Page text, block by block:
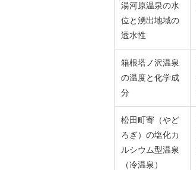
湯河原温泉の水
位と湧出地域の
透水性
箱根塔ノ沢温泉
の温度と化学成
分
松田町寄（やど
ろぎ）の塩化カ
ルシウム型温泉
（冷温泉）